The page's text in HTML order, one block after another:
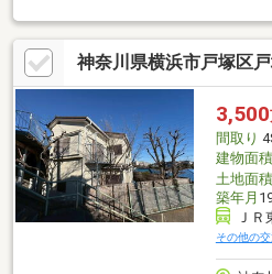
もご家族の様子を見守れる安心の設
スがしっかりと備わっているため、
して広々とお使いいただけます！周
に穏やかに過ごせる環境です♪
神奈川県横浜市戸塚区
3,500
間取り
建物面積
土地面積
築年月
Ｊ
その他の交